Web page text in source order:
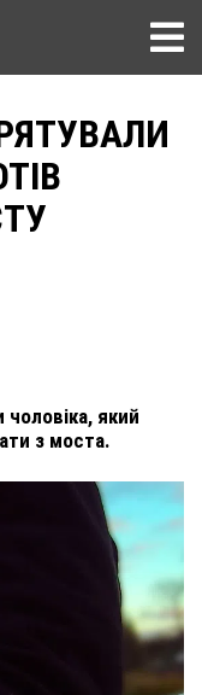
який
з моста.